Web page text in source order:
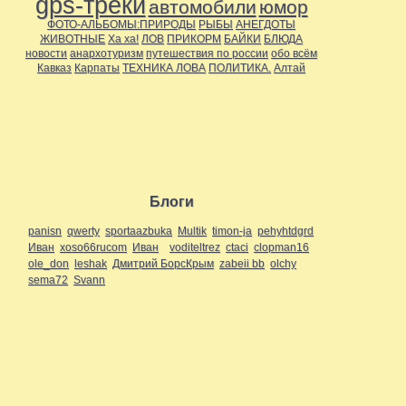
gps-треки автомобили юмор
ФОТО-АЛЬБОМЫ:ПРИРОДЫ РЫБЫ АНЕГДОТЫ
ЖИВОТНЫЕ Ха ха! ЛОВ ПРИКОРМ БАЙКИ БЛЮДА
новости анархотуризм путешествия по россии обо всём
Кавказ Карпаты ТЕХНИКА ЛОВА ПОЛИТИКА. Алтай
Блоги
panisn qwerty sportaazbuka Multik timon-ja pehyhtdgrd
Иван xoso66rucom Иван voditeltrez ctaci clopman16
ole_don leshak Дмитрий БорсКрым zabeii bb olchy
sema72 Svann